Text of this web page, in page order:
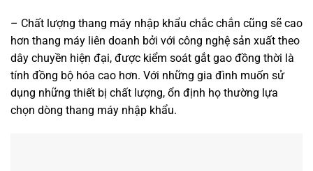
– Chất lượng thang máy nhập khẩu chắc chắn cũng sẽ cao
hơn thang máy liên doanh bởi với công nghệ sản xuất theo
dây chuyền hiện đại, được kiểm soát gắt gao đồng thời là
tính đồng bộ hóa cao hơn. Với những gia đình muốn sử
dụng những thiết bị chất lượng, ổn định họ thường lựa
chọn dòng thang máy nhập khẩu.